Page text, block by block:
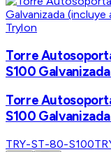
Trylon
Torre
S100
Torre
S100
TRY-ST-80-S100